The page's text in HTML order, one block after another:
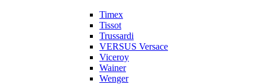
Timex
Tissot
Trussardi
VERSUS Versace
Viceroy
Wainer
Wenger